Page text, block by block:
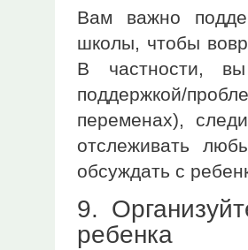
Вам важно
школы, чтобы
В частности,
поддержкой/
переменах),
отслеживать
обсуждать с
9.
ребенка